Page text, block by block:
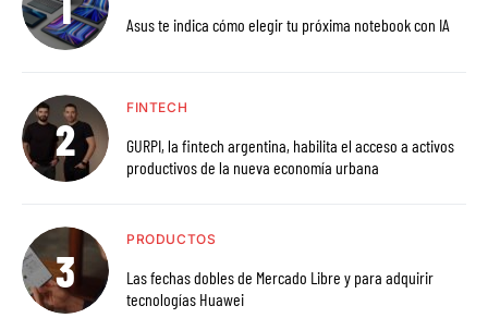
Asus te indica cómo elegir tu próxima notebook con IA
FINTECH
GURPI, la fintech argentina, habilita el acceso a activos
productivos de la nueva economía urbana
PRODUCTOS
Las fechas dobles de Mercado Libre y para adquirir
tecnologías Huawei